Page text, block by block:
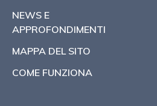
NEWS E
APPROFONDIMENTI
MAPPA DEL SITO
COME FUNZIONA